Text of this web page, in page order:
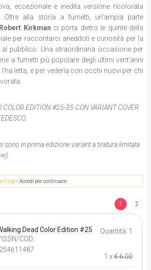
eccezionale e inedita versione ricolorata
. Oltre alla storia a fumetti, un'ampia parte
Robert Kirkman ci porta dietro le quinte della
per raccontarci aneddoti e curiosità per la
pubblico. Una straordinaria occasione per
a fumetti più popolare degli ultimi vent'anni
letta, e per vederla con occhi nuovi per chi
COLOR EDITION #25-35 CON VARIANT COVER
sono in prima edizione variant a tiratura limitata
il login Accedi per continuare
1 2
Dead Color Edition #25
ISSN/COD.:
Quantità: 1
1 x€ 6.00